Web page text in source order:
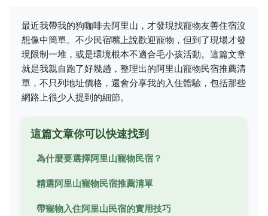
最近我帶我的狗咖啡去阿里山，才發現找寵物友善住宿沒
想像中簡單。不少民宿嘴上說歡迎寵物，但到了現場才發
現限制一堆，或是環境根本不適合毛小孩活動。這篇文章
就是我親自跑了好幾趟，整理出的阿里山寵物民宿推薦清
單，不只列地址價格，還會分享我的入住體驗，包括那些
網路上很少人提到的細節。
這篇文章你可以快速找到
為什麼要選擇阿里山寵物民宿？
精選阿里山寵物民宿推薦清單
帶寵物入住阿里山民宿的實用技巧